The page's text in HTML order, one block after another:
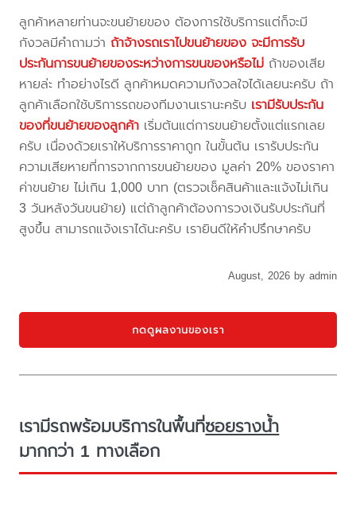
ลูกค้าหลายท่านจะขนย้ายของ ต้องการใช้บริการแต่ก็จะมี
กังวลมีคำถามว่า ถ้าจ้างรถเราไปขนย้ายของ จะมีการรับ
ประกันการขนย้ายของระหว่างการขนของหรือไม่ ถ้าของเสีย
หายล่ะ ทำอย่างไรดี ลูกค้าหมดความกังวลใจได้เลยนะครับ ถ้า
ลูกค้าเลือกใช้บริการรถของทีมงานเรานะครับ เรามีรับประกัน
ของที่ขนย้ายของลูกค้า เริ่มต้นแต่การขนย้ายตั้งแต่แรกเลย
ครับ เนื่องด้วยเราให้บริการราคาถูก ในขั้นต้น เรารับประกัน
ความเสียหายที่การจากการขนย้ายของ มูลค่า 20% ของราคา
ค่าขนย้าย ไม่เกิน 1,000 บาท (ตรวจเช็คสินค้าและแจ้งไม่เกิน
3 วันหลังวันขนย้าย) แต่ถ้าลูกค้าต้องการวงเงินรับประกันที่
สูงขึ้น สามารถแจ้งเราได้นะครับ เรายินดีให้คำปรึกษาครับ
August, 2026 by admin
กดดูผลงานของเรา
เรามีรถพร้อมบริการในพื้นที่ซอยรางน้ำ
มากกว่า 1 ทางเลือก